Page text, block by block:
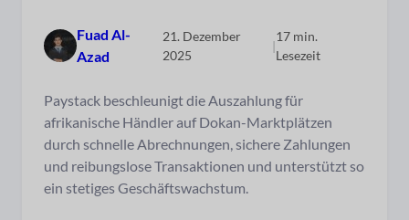
Fuad Al-
Azad
21. Dezember
2025
|
17 min.
Lesezeit
Paystack beschleunigt die Auszahlung für
afrikanische Händler auf Dokan-Marktplätzen
durch schnelle Abrechnungen, sichere Zahlungen
und reibungslose Transaktionen und unterstützt so
ein stetiges Geschäftswachstum.